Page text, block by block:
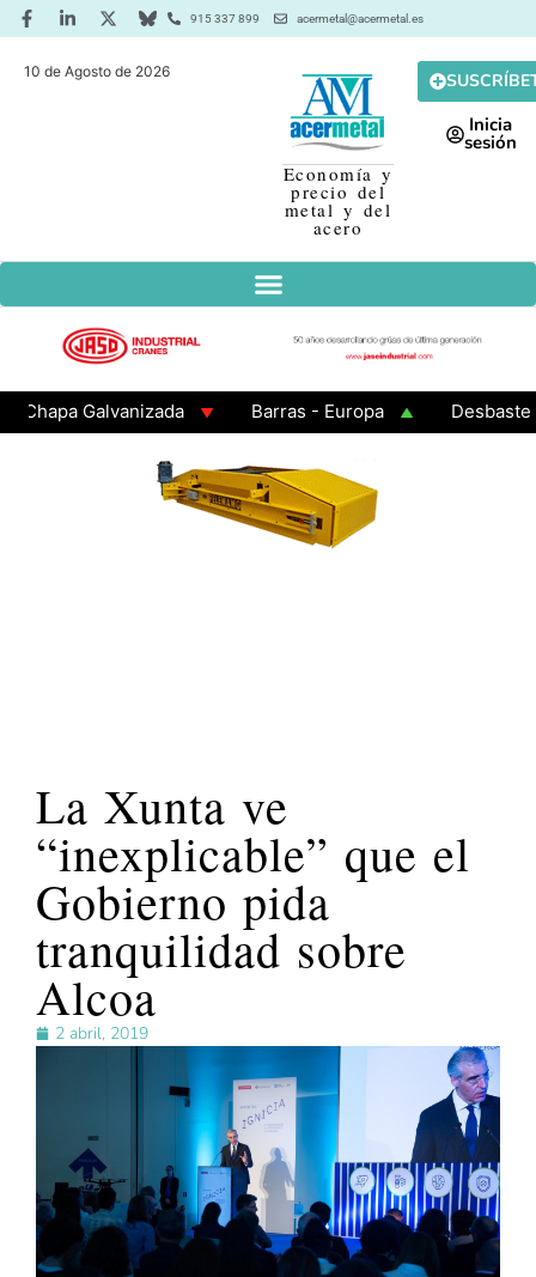
915 337 899 acermetal@acermetal.es
10 de Agosto de 2026
Economía y
precio del
metal y del
acero
Inicia
sesión
Galvanizada Barras - Europa
Desbaste -
La Xunta ve
“inexplicable” que el
Gobierno pida
tranquilidad sobre
Alcoa
2 abril, 2019